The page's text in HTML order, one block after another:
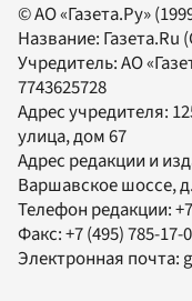
© АО «Газета.Ру»
Название: Газета.Ru
Учредитель:АО
7743625728
Адрес учредителя:
улица, дом 67
Адрес редакции и
Варшавское шоссе,
Телефон редакции:
Факс:+7 (495) 785-17-
Электронная почта: